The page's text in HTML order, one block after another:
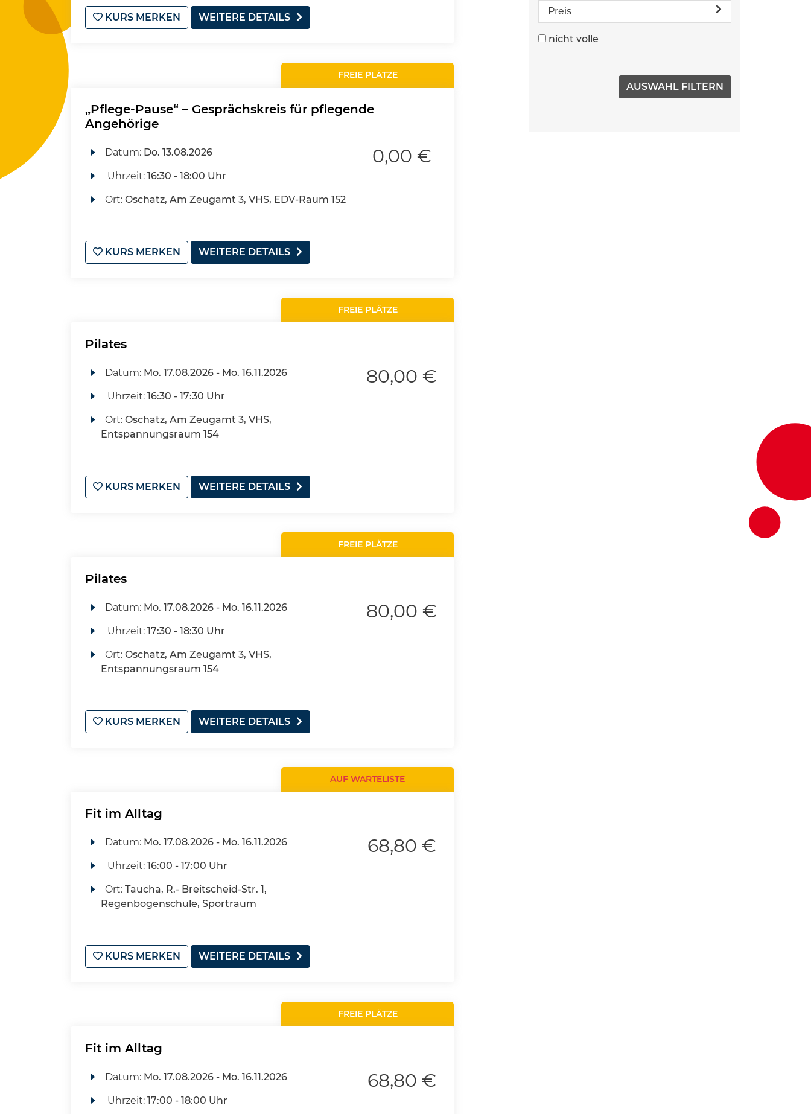
KURS MERKEN WEITERE DETAILS
FREIE PLÄTZE
„Pflege-Pause“ – Gesprächskreis für pflegende
Angehörige
Datum: Do. 13.08.2026
Uhrzeit: 16:30 - 18:00 Uhr
Ort: Oschatz, Am Zeugamt 3, VHS, EDV-Raum 152
0,00 €
KURS MERKEN WEITERE DETAILS
FREIE PLÄTZE
Pilates
Datum: Mo. 17.08.2026 - Mo. 16.11.2026
Uhrzeit: 16:30 - 17:30 Uhr
Ort: Oschatz, Am Zeugamt 3, VHS,
Entspannungsraum 154
80,00 €
KURS MERKEN WEITERE DETAILS
FREIE PLÄTZE
Pilates
Datum: Mo. 17.08.2026 - Mo. 16.11.2026
Uhrzeit: 17:30 - 18:30 Uhr
Ort: Oschatz, Am Zeugamt 3, VHS,
Entspannungsraum 154
80,00 €
KURS MERKEN WEITERE DETAILS
AUF WARTELISTE
Fit im Alltag
Datum: Mo. 17.08.2026 - Mo. 16.11.2026
Uhrzeit: 16:00 - 17:00 Uhr
Ort: Taucha, R.- Breitscheid-Str. 1,
Regenbogenschule, Sportraum
68,80 €
KURS MERKEN WEITERE DETAILS
FREIE PLÄTZE
Fit im Alltag
Datum: Mo. 17.08.2026 - Mo. 16.11.2026
Uhrzeit: 17:00 - 18:00 Uhr
68,80 €
Preis
nicht volle